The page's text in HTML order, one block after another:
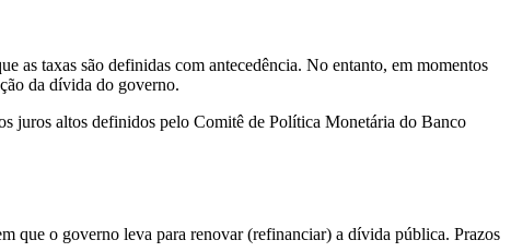
as taxas são definidas com antecedência. No entanto, em momentos
da dívida do governo.
juros altos definidos pelo Comitê de Política Monetária do Banco
que o governo leva para renovar (refinanciar) a dívida pública. Prazos